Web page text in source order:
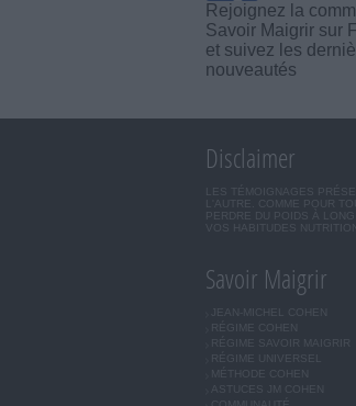
Rejoignez la
Savoir Maigrir sur
et suivez les
nouveautés
Disclaimer
LES TÉMOIGNAGES
L'AUTRE. COMME POUR
PERDRE DU POIDS À
VOS HABITUDES
Savoir Maigrir
JEAN-MICHEL COHEN
RÉGIME COHEN
RÉGIME SAVOIR MAIGRIR
RÉGIME UNIVERSEL
ASTUCES JM COHEN